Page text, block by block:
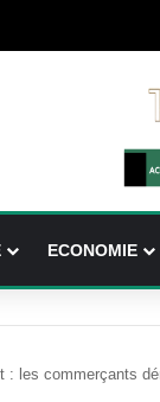
ECONOMIE
: les commerçants